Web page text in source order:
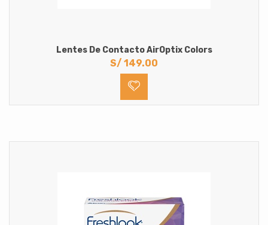
Lentes De Contacto AirOptix Colors
S/ 149.00